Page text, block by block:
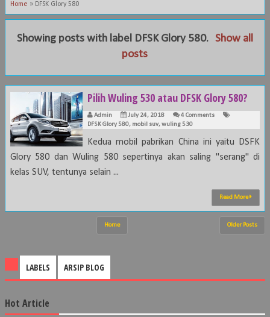
Home » DFSK Glory 580
Showing posts with label DFSK Glory 580. Show all
posts
Pilih Wuling 530 atau DFSK Glory 580?
Admin July 24, 2018
4 Comments
DFSK Glory 580, mobil suv,wuling 530
Kedua mobil pabrikan China ini yaitu DSFK
Glory 580 dan Wuling 580 sepertinya akan saling "serang" di
kelas SUV, tentunya selain ...
Read More
Older Posts
Home
LABELS ARSIP BLOG
Hot Article